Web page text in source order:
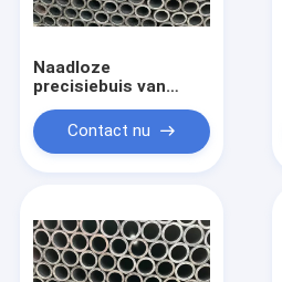
Naadloze
precisiebuis van
koolstofstaal,
geproduceerd met
strikte controle om
ID-toleranties voor
behouden
Contact nu